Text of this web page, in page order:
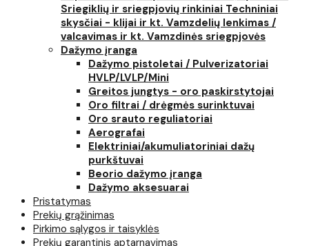
Sriegiklių ir sriegpjovių rinkiniai Techniniai
skysčiai - klijai ir kt. Vamzdelių lenkimas /
valcavimas ir kt. Vamzdinės sriegpjovės
Dažymo įranga
Dažymo pistoletai / Pulverizatoriai
HVLP/LVLP/Mini
Greitos jungtys - oro paskirstytojai
Oro filtrai / drėgmės surinktuvai
Oro srauto reguliatoriai
Aerografai
Elektriniai/akumuliatoriniai dažų
purkštuvai
Beorio dažymo įranga
Dažymo aksesuarai
Pristatymas
Prekių grąžinimas
Pirkimo sąlygos ir taisyklės
Prekių garantinis aptarnavimas